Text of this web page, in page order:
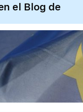
el Blog de